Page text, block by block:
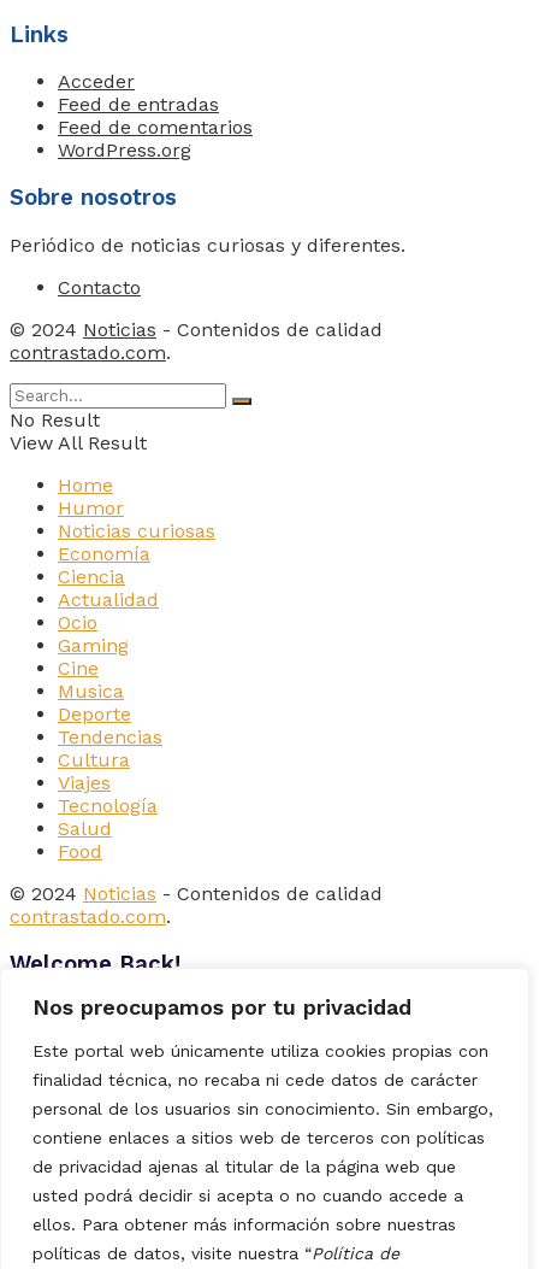
Nos preocupamos por tu privacidad
Este portal web únicamente utiliza cookies propias con
finalidad técnica, no recaba ni cede datos de carácter
personal de los usuarios sin conocimiento. Sin embargo,
contiene enlaces a sitios web de terceros con políticas
de privacidad ajenas al titular de la página web que
usted podrá decidir si acepta o no cuando accede a
ellos. Para obtener más información sobre nuestras
políticas de datos, visite nuestra “Política de
Links
Acceder
Feed de entradas
Feed de comentarios
WordPress.org
Sobre nosotros
Periódico de noticias curiosas y diferentes.
Contacto
© 2024 Noticias - Contenidos de calidad
contrastado.com.
No Result
View All Result
Home
Humor
Noticias curiosas
Economía
Ciencia
Actualidad
Ocio
Gaming
Cine
Musica
Deporte
Tendencias
Cultura
Viajes
Tecnología
Salud
Food
© 2024 Noticias - Contenidos de calidad
contrastado.com.
Welcome Back!
Login to your account below
Remember Me
Forgotten Password?